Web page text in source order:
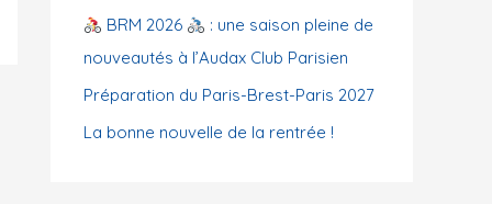
s
BRM 2026
: une saison pleine de
nouveautés à l’Audax Club Parisien
Préparation du Paris-Brest-Paris 2027
La bonne nouvelle de la rentrée !